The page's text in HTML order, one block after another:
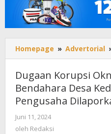
Homepage » Advertorial
Dugaan Korupsi
Bendahara Desa
Pengusaha
Juni 11, 2024
oleh Redaksi